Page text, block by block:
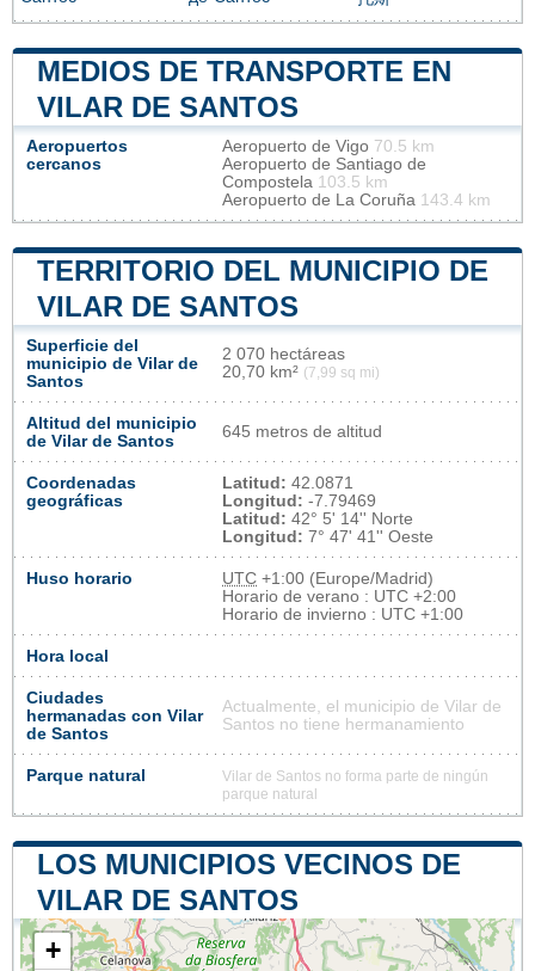
MEDIOS DE TRANSPORTE EN
VILAR DE SANTOS
Aeropuertos
cercanos
Aeropuerto de Vigo 70.5 km
Aeropuerto de Santiago de
Compostela 103.5 km
Aeropuerto de La Coruña 143.4 km
TERRITORIO DEL MUNICIPIO DE
VILAR DE SANTOS
Superficie del
municipio de Vilar de
Santos
2 070 hectáreas
20,70 km² (7,99 sq mi)
Altitud del municipio
de Vilar de Santos
645 metros de altitud
Coordenadas
geográficas
Latitud: 42.0871
Longitud: -7.79469
Latitud: 42° 5' 14'' Norte
Longitud: 7° 47' 41'' Oeste
Huso horario UTC +1:00 (Europe/Madrid)
Horario de verano : UTC +2:00
Horario de invierno : UTC +1:00
Hora local
Ciudades
hermanadas con Vilar
de Santos
Actualmente, el municipio de Vilar de
Santos no tiene hermanamiento
Parque natural
Vilar de Santos no forma parte de ningún
parque natural
LOS MUNICIPIOS VECINOS DE
VILAR DE SANTOS
+